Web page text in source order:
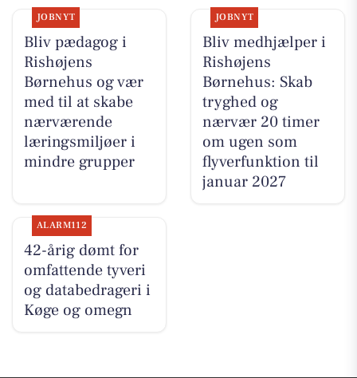
JOBNYT
Bliv pædagog i
Rishøjens
Børnehus og vær
med til at skabe
nærværende
læringsmiljøer i
mindre grupper
JOBNYT
Bliv medhjælper i
Rishøjens
Børnehus: Skab
tryghed og
nærvær 20 timer
om ugen som
flyverfunktion til
januar 2027
ALARM112
42-årig dømt for
omfattende tyveri
og databedrageri i
Køge og omegn